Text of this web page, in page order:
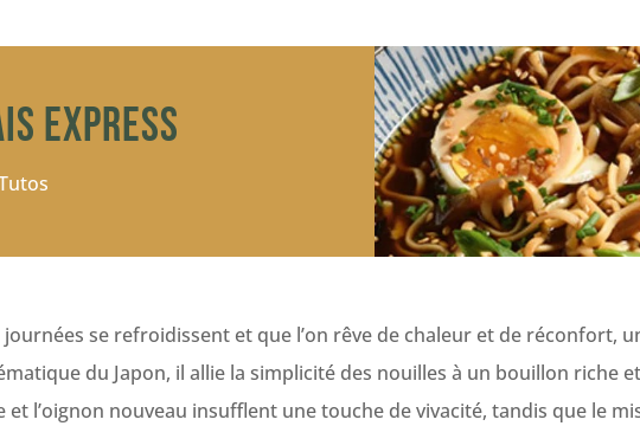
express
journées se refroidissent et que l’on rêve de chaleur et de réconfort,
du Japon, il allie la simplicité des nouilles à un bouillon riche
et l’oignon nouveau insufflent une touche de vivacité, tandis que le